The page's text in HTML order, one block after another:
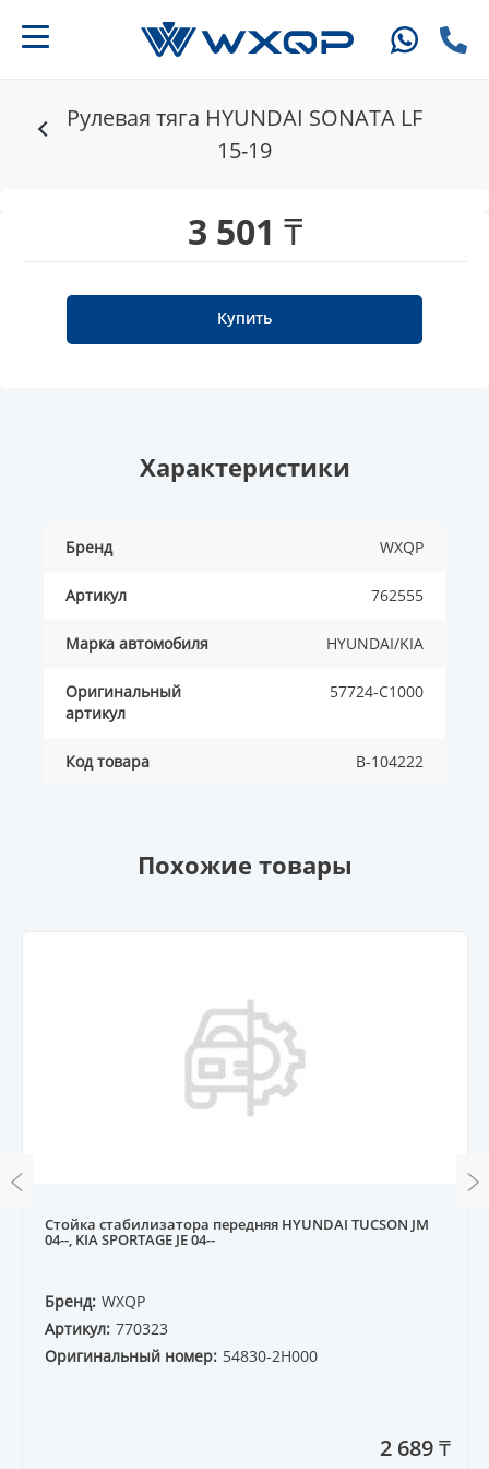
Рулевая тяга HYUNDAI SONATA LF
15-19
3 501 ₸
Купить
Характеристики
Бренд WXQP
Артикул 762555
Марка автомобиля HYUNDAI/KIA
Оригинальный
артикул
57724-C1000
Код товара B-104222
Похожие товары
Стойка стабилизатора передняя HYUNDAI TUCSON JM
04--, KIA SPORTAGE JE 04--
Бренд: WXQP
Артикул: 770323
Оригинальный номер: 54830-2H000
2 689 ₸